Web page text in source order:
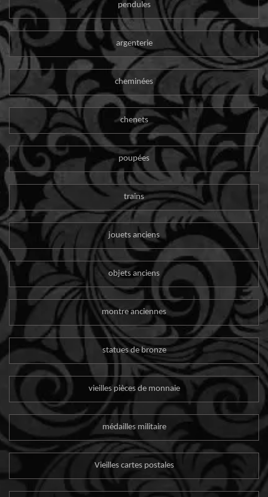
pendules
argenterie
cheminées
chenets
poupées
trains
jouets anciens
objets anciens
montre anciennes
statues de bronze
vieilles pièces de monnaie
médailles militaire
Vieilles cartes postales